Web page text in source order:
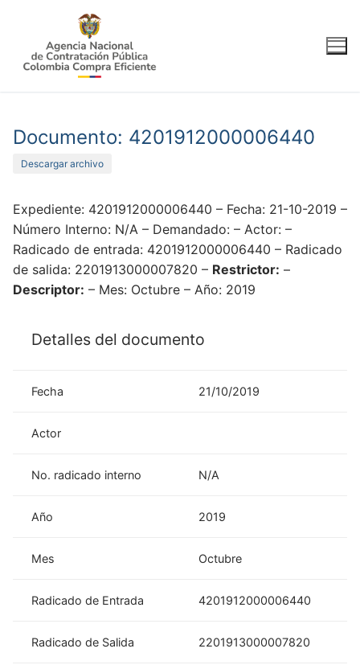
contenido
Documento: 4201912000006440
Descargar archivo
Expediente: 4201912000006440 – Fecha: 21-10-2019 –
Número Interno: N/A – Demandado: – Actor: –
Radicado de entrada: 4201912000006440 – Radicado
de salida: 2201913000007820 – Restrictor: –
Descriptor: – Mes: Octubre – Año: 2019
Detalles del documento
Fecha 21/10/2019
Actor
No. radicado interno N/A
Año 2019
Mes Octubre
Radicado de Entrada 4201912000006440
Radicado de Salida 2201913000007820